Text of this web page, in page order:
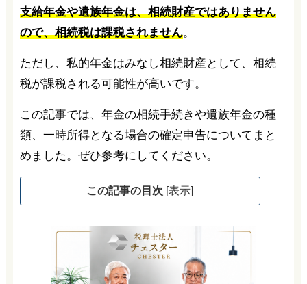
支給年金や遺族年金は、相続財産ではありません
ので、相続税は課税されません。
ただし、私的年金はみなし相続財産として、相続
税が課税される可能性が高いです。
この記事では、年金の相続手続きや遺族年金の種
類、一時所得となる場合の確定申告についてまと
めました。ぜひ参考にしてください。
この記事の目次 [表示]